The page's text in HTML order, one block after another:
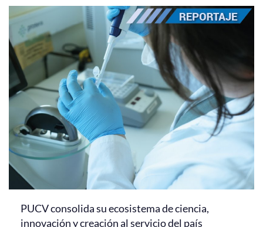
PUCV consolida su ecosistema de ciencia,
innovación y creación al servicio del país